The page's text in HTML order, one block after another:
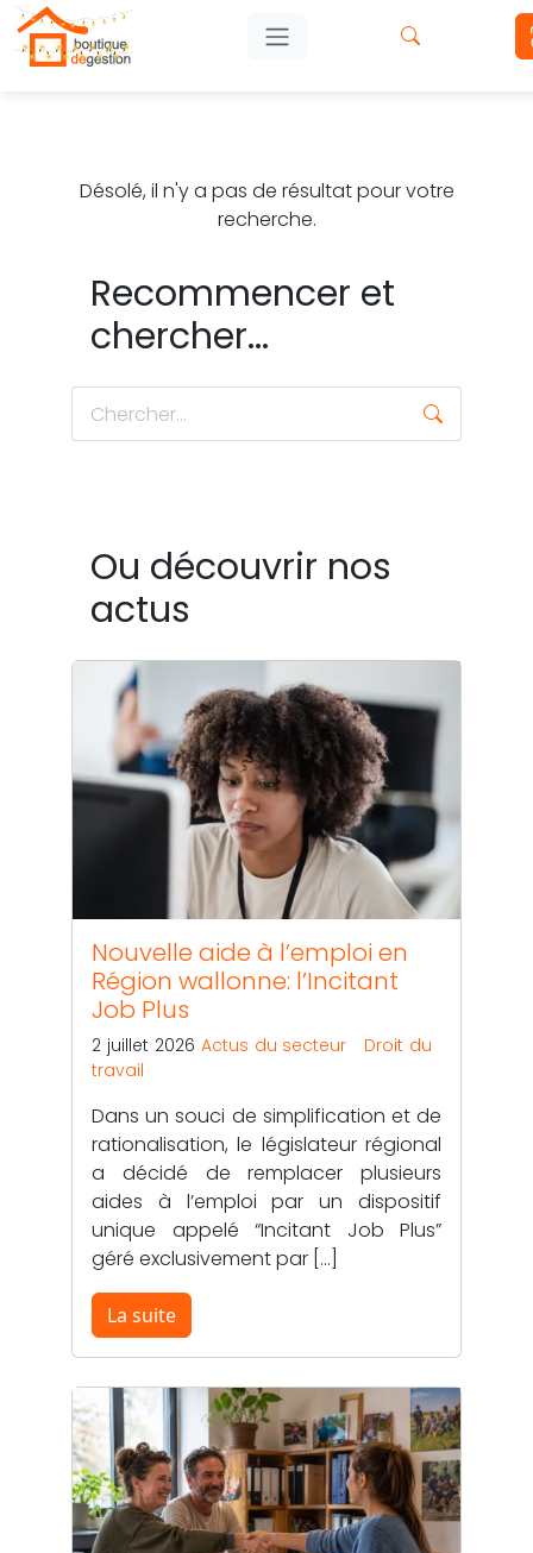
Désolé, il n'y a pas de résultat pour votre
recherche.
Recommencer et
chercher...
Ou découvrir nos
actus
Nouvelle aide à l’emploi en
Région wallonne: l’Incitant
Job Plus
2 juillet 2026 Actus du secteur
Droit du
travail
Dans un souci de simplification et de
rationalisation, le législateur régional
a décidé de remplacer plusieurs
aides à l’emploi par un dispositif
unique appelé “Incitant Job Plus”
géré exclusivement par […]
La suite